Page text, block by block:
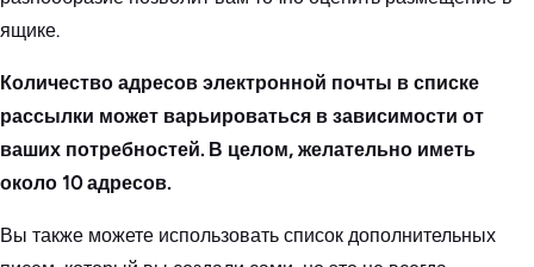
ящике.
Количество адресов электронной почты в списке
рассылки может варьироваться в зависимости от
ваших потребностей. В целом, желательно иметь
около 10 адресов.
Вы также можете использовать список дополнительных